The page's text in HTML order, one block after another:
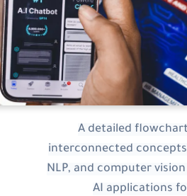
A detailed
interconnected
NLP, and computer
AI